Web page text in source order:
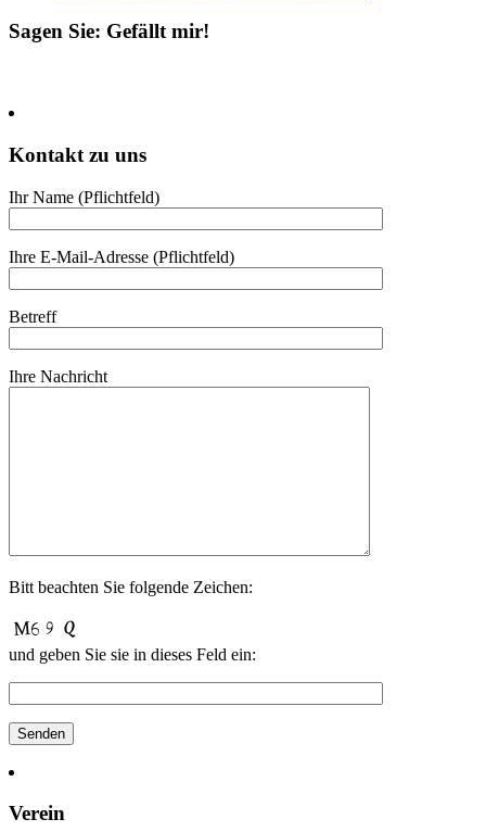
Sagen Sie: Gefällt mir!
Kontakt zu uns
Ihr Name (Pflicht­feld)
Ihre E-Mail-Adresse (Pflicht­feld)
Betreff
Ihre Nach­richt
Bitt beach­ten Sie fol­gende Zeichen:
und geben Sie sie in die­ses Feld ein:
Verein